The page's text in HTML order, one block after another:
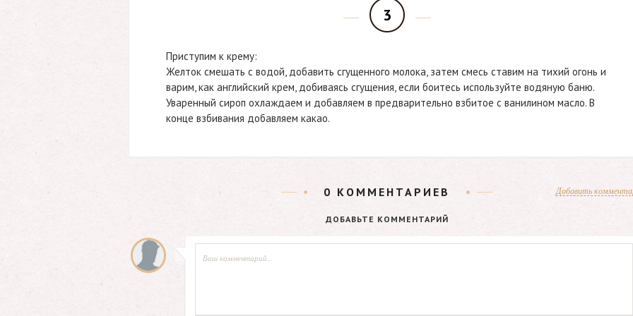
3
Приступим к крему:
Желток смешать с водой, добавить сгущенного молока, затем смесь ставим на тихий огонь и
варим, как английский крем, добиваясь сгущения, если боитесь используйте водяную баню.
Уваренный сироп охлаждаем и добавляем в предварительно взбитое с ванилином масло. В
конце взбивания добавляем какао.
0 КОММЕНТАРИЕВ Добавить
ДОБАВЬТЕ КОММЕНТАРИЙ